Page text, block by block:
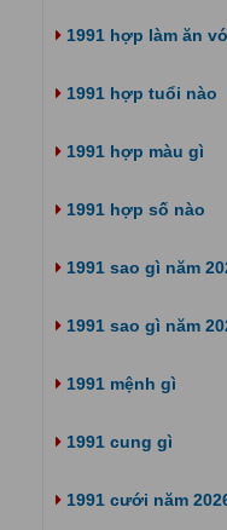
1991 hợp làm ăn
1991 hợp tuổi nào
1991 hợp màu gì
1991 hợp số nào
1991 sao gì năm
1991 sao gì năm
1991 mệnh gì
1991 cung gì
1991 cưới năm